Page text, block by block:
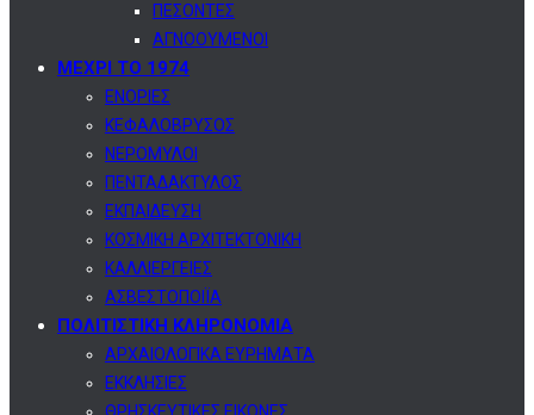
ΠΕΣΟΝΤΕΣ
ΑΓΝΟΟΥΜΕΝΟΙ
ΜΕΧΡΙ ΤΟ 1974
ΕΝΟΡΙΕΣ
ΚΕΦΑΛΟΒΡΥΣΟΣ
ΝΕΡΟΜΥΛΟΙ
ΠΕΝΤΑΔΑΚΤΥΛΟΣ
ΕΚΠΑΙΔΕΥΣΗ
ΚΟΣΜΙΚΗ ΑΡΧΙΤΕΚΤΟΝΙΚΗ
ΚΑΛΛΙΕΡΓΕΙΕΣ
ΑΣΒΕΣΤΟΠΟΙΪΑ
ΠΟΛΙΤΙΣΤΙΚΗ ΚΛΗΡΟΝΟΜΙΑ
ΑΡΧΑΙΟΛΟΓΙΚΑ ΕΥΡΗΜΑΤΑ
ΕΚΚΛΗΣΙΕΣ